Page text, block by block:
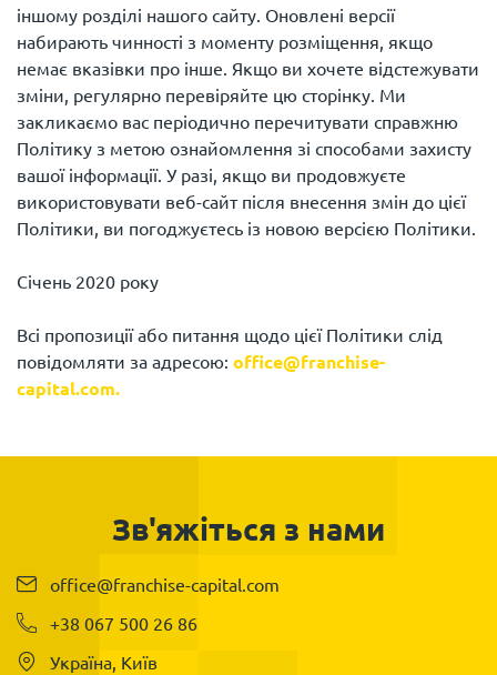
іншому розділі нашого сайту. Оновлені версії
набирають чинності з моменту розміщення, якщо
немає вказівки про інше. Якщо ви хочете відстежувати
зміни, регулярно перевіряйте цю сторінку. Ми
закликаємо вас періодично перечитувати справжню
Політику з метою ознайомлення зі способами захисту
вашої інформації. У разі, якщо ви продовжуєте
використовувати веб-сайт після внесення змін до цієї
Політики, ви погоджуєтесь із новою версією Політики.
Січень 2020 року
Всі пропозиції або питання щодо цієї Політики слід
повідомляти за адресою: office@franchise-
capital.com.
Зв'яжіться з нами
office@franchise-capital.com
+38 067 500 26 86
Україна, Київ